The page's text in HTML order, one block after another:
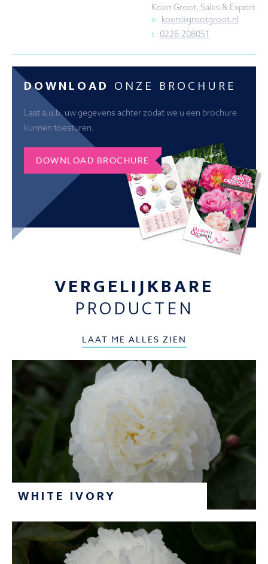
Koen Groot, Sales & Export
e. koen@grootgroot.nl
t. 0228-208051
DOWNLOAD ONZE BROCHURE
Laat a.u.b. uw gegevens achter zodat we u een brochure
kunnen toesturen.
DOWNLOAD BROCHURE
VERGELIJKBARE
PRODUCTEN
LAAT ME ALLES ZIEN
WHITE IVORY